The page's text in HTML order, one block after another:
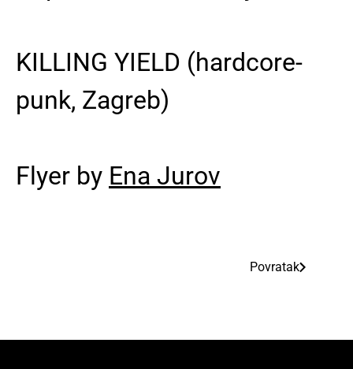
KILLING YIELD (hardcore-
punk, Zagreb)
Flyer by Ena Jurov
Povratak